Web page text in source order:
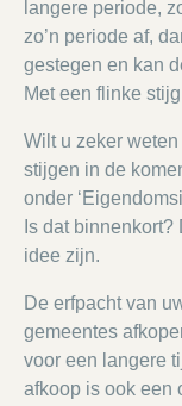
langere periode,
zo’n periode af,
gestegen en kan
Met een flinke
Wilt u zeker
stijgen in de
onder
Is dat
idee zijn.
De erfpacht van
gemeentes
voor een langere
afkoop is ook een